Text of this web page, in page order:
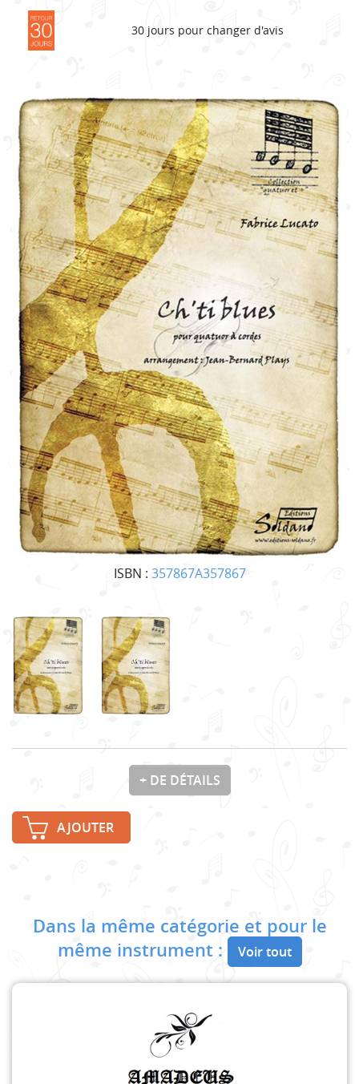
ISBN : 357867A357867
30 jours pour changer d'avis
+ DE DÉTAILS
AJOUTER
Dans la même catégorie et pour le
même instrument :
Voir tout